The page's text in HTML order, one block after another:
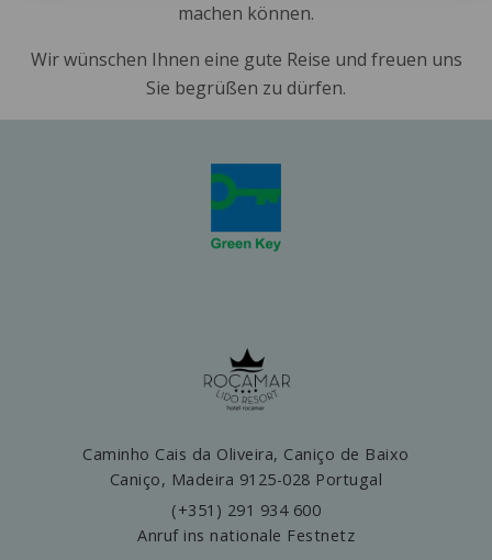
machen können.
Wir wünschen Ihnen eine gute Reise und freuen uns
Sie begrüßen zu dürfen.
Caminho Cais da Oliveira, Caniço de Baixo
Caniço, Madeira 9125-028 Portugal
(+351) 291 934 600
Anruf ins nationale Festnetz